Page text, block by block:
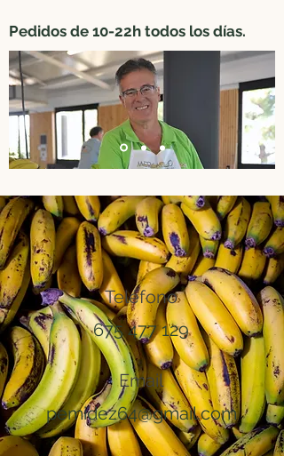
Pedidos de 10-22h todos los días.
Teléfono
675 477 129
Email
pemidez64@gmail.com